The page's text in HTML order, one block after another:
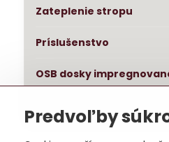
Zateplenie stropu
Príslušenstvo
OSB dosky
Predvoľby